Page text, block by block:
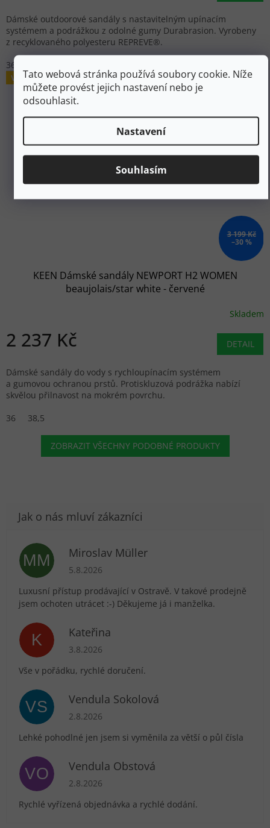
Tato webová stránka používá soubory cookie. Níže
můžete provést jejich nastavení nebo je
odsouhlasit.
Nastavení
Souhlasím
Dámské outdoorové sandály s nastavitelným upínacím
systémem a podrážkou z odolné gumy Durabrasion. Vyrobeny
z recyklovaného polyesteru REPREVE®.
36
Výprodej
3 199 Kč
–30 %
KEEN Dámské sandály NEWPORT H2 WOMEN
beaujolais/star white - červené
Skladem
2 237 Kč DETAIL
Dámské sandály do vody s rychloupínacím systémem
a gumovou ochranou prstů. Protiskluzová podrážka nabízí
skvělou přilnavost na mokrém povrchu.
36
38,5
ZOBRAZIT VŠECHNY PODOBNÉ PRODUKTY
MM Miroslav Müller
Hodnocení obchodu je 5 z 5 hvězdiček.
5.8.2026
Luxusní přístup prodávající v Ostravě. V takové prodejně
jsem ochoten utrácet :-) Děkujeme já i manželka.
K Kateřina
Hodnocení obchodu je 5 z 5 hvězdiček.
3.8.2026
Vše v pořádku, rychlé doručení.
VS Vendula Sokolová
Hodnocení obchodu je 5 z 5 hvězdiček.
2.8.2026
Lehké pohodlné jen jsem si vyměnila za větší o půl čísla
VO Vendula Obstová
Hodnocení obchodu je 5 z 5 hvězdiček.
2.8.2026
Rychlé vyřízená objednávka a rychlé dodání.